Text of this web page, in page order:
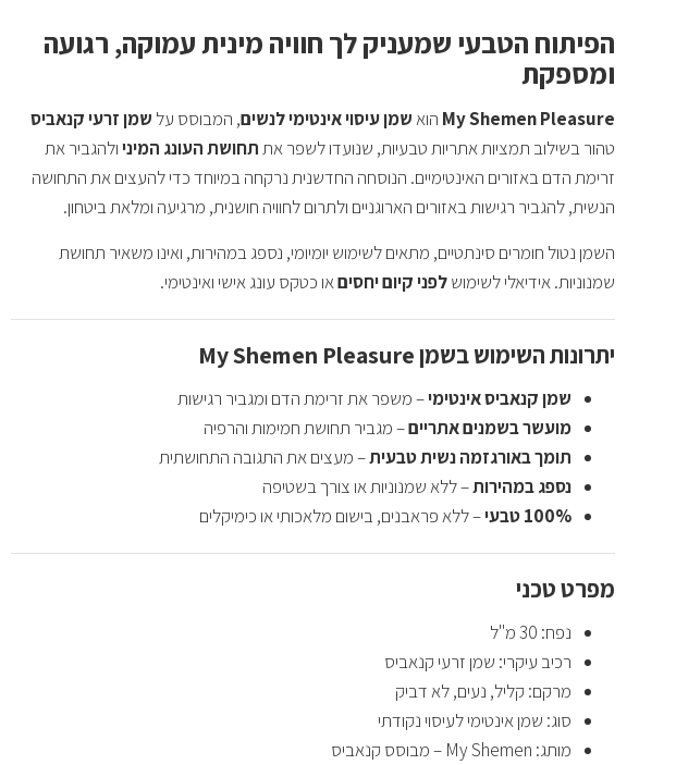
הפיתוח הטבעי שמעניק לך חוויה מינית עמוקה, רגועה
ומספקת
My Shemen Pleasure הואשמן עיסוי אינטימי לנשים, המבוסס על שמן זרעי קנאביס
טהור בשילוב תמציות אתריות טבעיות, שנועדו לשפר אתתחושת העונג המיניולהגביר את
זרימת הדם באזורים האינטימיים. הנוסחה החדשנית נרקחה במיוחד כדי להעצים את התחושה
הנשית, להגביר רגישות באזורים הארוגניים ולתרום לחוויה חושנית, מרגיעה ומלאת ביטחון.
השמן נטול חומרים סינתטיים, מתאים לשימוש יומיומי, נספג במהירות, ואינו משאיר תחושת
שמנוניות. אידיאלי לשימושלפני קיום יחסיםאו כטקס עונג אישי ואינטימי.
יתרונות השימוש בשמן My Shemen Pleasure
שמן קנאביס אינטימי– משפר את זרימת הדם ומגביר רגישות
מועשר בשמנים אתריים– מגביר תחושת חמימות והרפיה
תומך באורגזמה נשית טבעית– מעצים את התגובה התחושתית
נספג במהירות– ללא שמנוניות או צורך בשטיפה
100% טבעי
– ללא פראבנים, בישום מלאכותי או כימיקלים
מפרט טכני
נפח: 30 מ"ל
רכיב עיקרי: שמן זרעי קנאביס
מרקם: קליל, נעים, לא דביק
סוג: שמן אינטימי לעיסוי נקודתי
מותג: My Shemen – מבוסס קנאביס